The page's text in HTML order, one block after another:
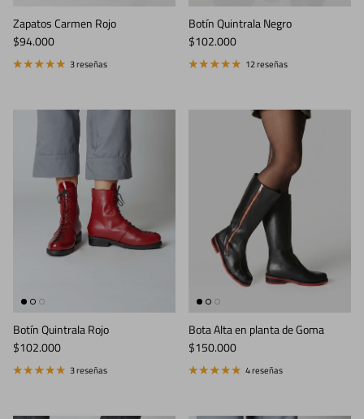
Zapatos Carmen Rojo
Precio normal
$94.000
3 reseñas
Botín Quintrala Negro
Precio normal
$102.000
12 reseñas
Botín Quintrala Rojo
Precio normal
$102.000
3 reseñas
Bota Alta en planta de Goma
Precio normal
$150.000
4 reseñas